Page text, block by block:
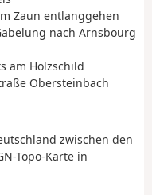
Zaun entlanggehen
nach Arnsbourg
am Holzschild
Obersteinbach
zwischen den
Topo-Karte in